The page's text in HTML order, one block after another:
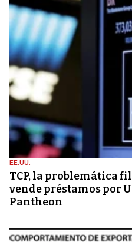
EE.UU.
TCP, la problemática
vende préstamos por
Pantheon